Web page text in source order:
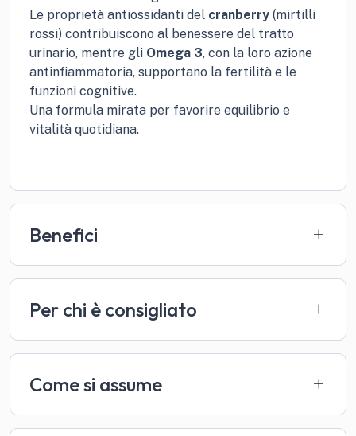
Le proprietà antiossidanti del cranberry (mirtilli
rossi) contribuiscono al benessere del tratto
urinario, mentre gli Omega 3, con la loro azione
antinfiammatoria, supportano la fertilità e le
funzioni cognitive.
Una formula mirata per favorire equilibrio e
vitalità quotidiana.
Benefici
Per chi è consigliato
Come si assume